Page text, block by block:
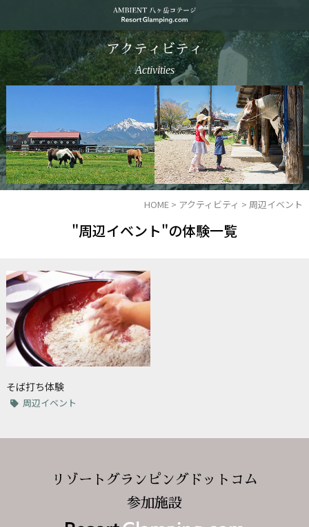
アクティビティ
Activities
HOME > アクティビティ > 周辺イベント
"周辺イベント"の体験一覧
そば打ち体験
周辺イベント
リゾートグランピングドットコム
参加施設